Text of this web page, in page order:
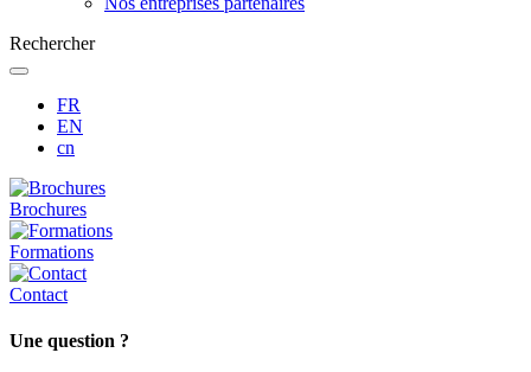
Rechercher
FR
EN
cn
Brochures
Formations
Contact
Une question ?